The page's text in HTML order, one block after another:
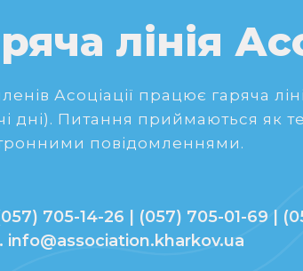
лінія
Асоціації працює гаряча
дні). Питання приймаються як
повідомленнями.
705-14-26 | (057) 705-01-69 |
info@association.kharkov.ua